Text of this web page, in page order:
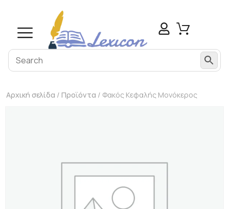
Αρχική σελίδα / Προϊόντα / Φακός Κεφαλής Μονόκερος